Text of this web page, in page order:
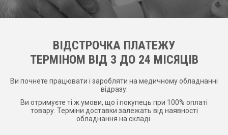
ВІДСТРОЧКА ПЛАТЕЖУ
ТЕРМІНОМ ВІД 3 ДО 24 МІСЯЦІВ
Ви почнете працювати і заробляти на медичному обладнанні
відразу.
Ви отримуєте ті ж умови, що і покупець при 100% оплаті
товару. Терміни доставки залежать від наявності
обладнання на складі.